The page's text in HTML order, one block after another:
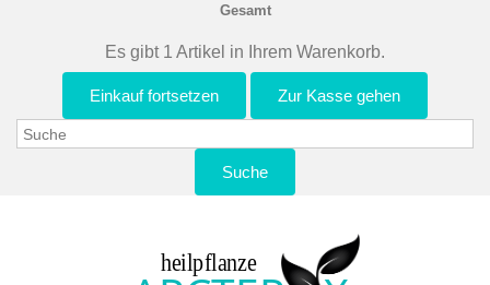
Gesamt
Es gibt 1 Artikel in Ihrem Warenkorb.
Einkauf fortsetzen Zur Kasse gehen
Suche